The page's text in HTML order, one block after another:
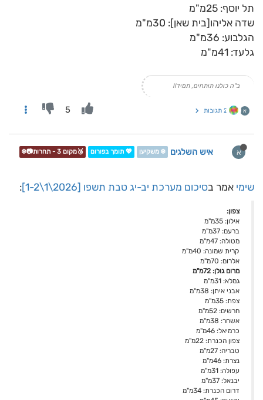
תל יוסף: 25מ"מ
שדה אליהו[בית שאן]: 30מ"מ
הגלבוע: 36מ"מ
גלעד: 41מ"מ
ב"ה כולנו תותחים, תמיד!!
א 2 תגובות 5
א איש השלגים ❄️ משקיען 💖 תומך בפורום 🥉מקום 3 - תחרות📷❄️
שימי אמר בסיכום מערכת יב-יג טבת תשפו [2026\1\1-2] :
צפון:
אילון: 35מ"מ
ברעם: 37מ"מ
מטולה: 47מ"מ
קרית שמונה: 40מ"מ
אלרום: 70מ"מ
מרום גולן: 72מ"מ
גמלא: 31מ"מ
אבני איתן: 38מ"מ
צפת: 35מ"מ
חרשים: 52מ"מ
אשחר: 38מ"מ
כרמיאל: 46מ"מ
צפון הכנרת: 22מ"מ
טבריה: 27מ"מ
נצרת: 46מ"מ
עפולה: 31מ"מ
יבנאל: 37מ"מ
דרום הכנרת: 34מ"מ